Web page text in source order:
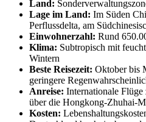
Land:
Lage im Land: Im Süden
Perflussdelta, am
Einwohnerzahl: Rund
Klima: Subtropisch mit
Wintern
Beste Reisezeit: Oktober bis
geringere
Anreise: Internationale
über die Hongkong-Zhuhai-
Kosten: